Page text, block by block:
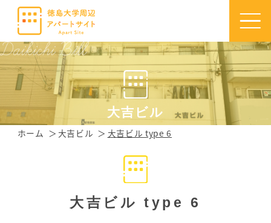
大吉ビル
ホーム 大吉ビル 大吉ビル type 6
大吉ビル type 6